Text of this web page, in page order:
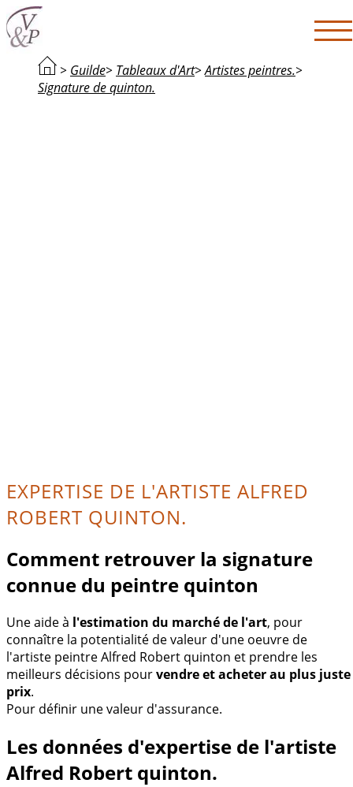
> Guilde> Tableaux d'Art>Artistes peintres.>
Signature de quinton.
EXPERTISE DE L'ARTISTE ALFRED
ROBERT QUINTON.
Comment retrouver la signature
connue du peintre quinton
Une aide à l'estimation du marché de l'art, pour
connaître la potentialité de valeur d'une oeuvre de
l'artiste peintre Alfred Robert quinton et prendre les
meilleurs décisions pourvendre et acheter au plus juste
prix.
Pour définir une valeur d'assurance.
Les données d'expertise de l'artiste
Alfred Robert quinton.